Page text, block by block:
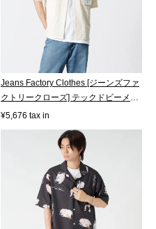
Jeans Factory Clothes [ジーンズファ
クトリークローズ] テックドビーメ
ッ...
¥5,676 tax in